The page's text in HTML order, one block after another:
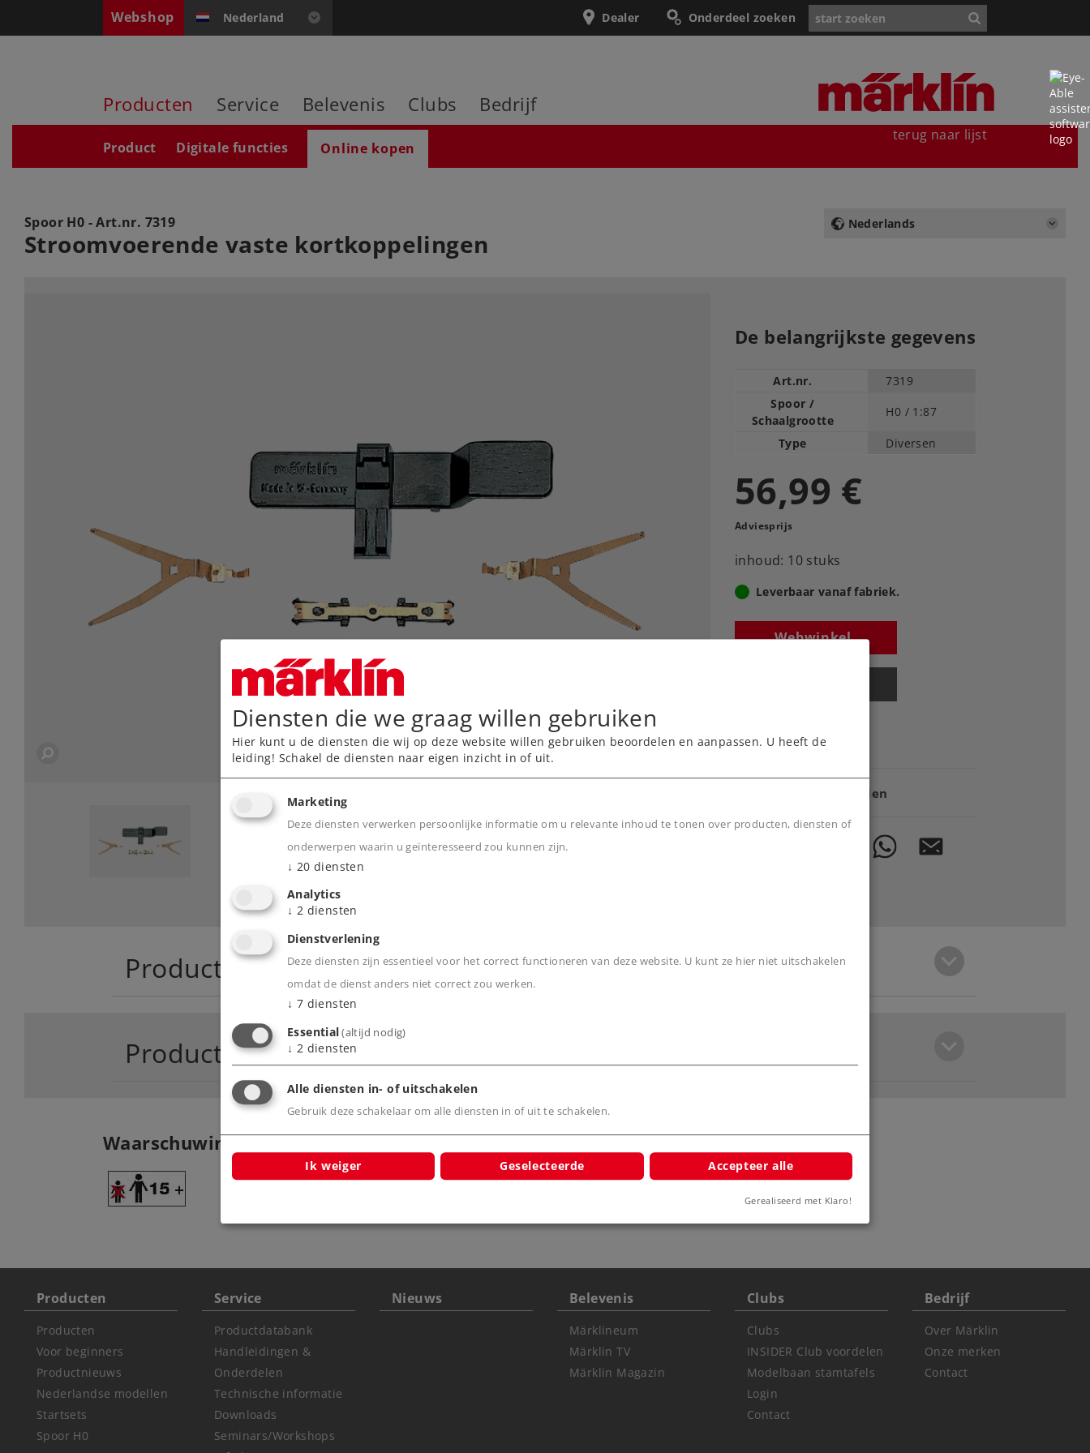
Webshop Nederland Onderdeel zoeken
Dealer
Producten Service Belevenis Clubs Bedrijf
Product Digitale functies Online kopen
terug naar lijst
Nederlands
Spoor H0 - Art.nr. 7319
Stroomvoerende vaste kortkoppelingen
De belangrijkste gegevens
Art.nr.
7319
Spoor /
Schaalgrootte
H0 / 1:87
Type Diversen
56,99 €
Adviesprijs
inhoud: 10 stuks
Leverbaar vanaf fabriek.
Webwinkel
Downloads
Onderdelen bestellen
Product
Productinfo
Waarschuwing
Let op: Niet voor kinderen onder
de 15 jaar
Producten
Producten
Voor beginners
Productnieuws
Nederlandse modellen
Startsets
Spoor H0
Service
Productdatabank
Handleidingen &
Onderdelen
Technische informatie
Downloads
Seminars/Workshops
Nieuws Belevenis
Märklineum
Märklin TV
Märklin Magazin
Clubs
Clubs
INSIDER Club voordelen
Modelbaan stamtafels
Login
Contact
Bedrijf
Over Märklin
Onze merken
Contact
Diensten die we graag willen gebruiken
Hier kunt u de diensten die wij op deze website willen gebruiken beoordelen en aanpassen. U heeft de
leiding! Schakel de diensten naar eigen inzicht in of uit.
Marketing
Deze diensten verwerken persoonlijke informatie om u relevante inhoud te tonen over producten, diensten of
onderwerpen waarin u geïnteresseerd zou kunnen zijn.
↓ 20 diensten
Analytics
↓ 2 diensten
Dienstverlening
Deze diensten zijn essentieel voor het correct functioneren van deze website. U kunt ze hier niet uitschakelen
omdat de dienst anders niet correct zou werken.
↓ 7 diensten
Essential(altijd nodig)
↓ 2 diensten
Alle diensten in- of uitschakelen
Gebruik deze schakelaar om alle diensten in of uit te schakelen.
Ik weiger Geselecteerde Accepteer alle
Gerealiseerd met Klaro!